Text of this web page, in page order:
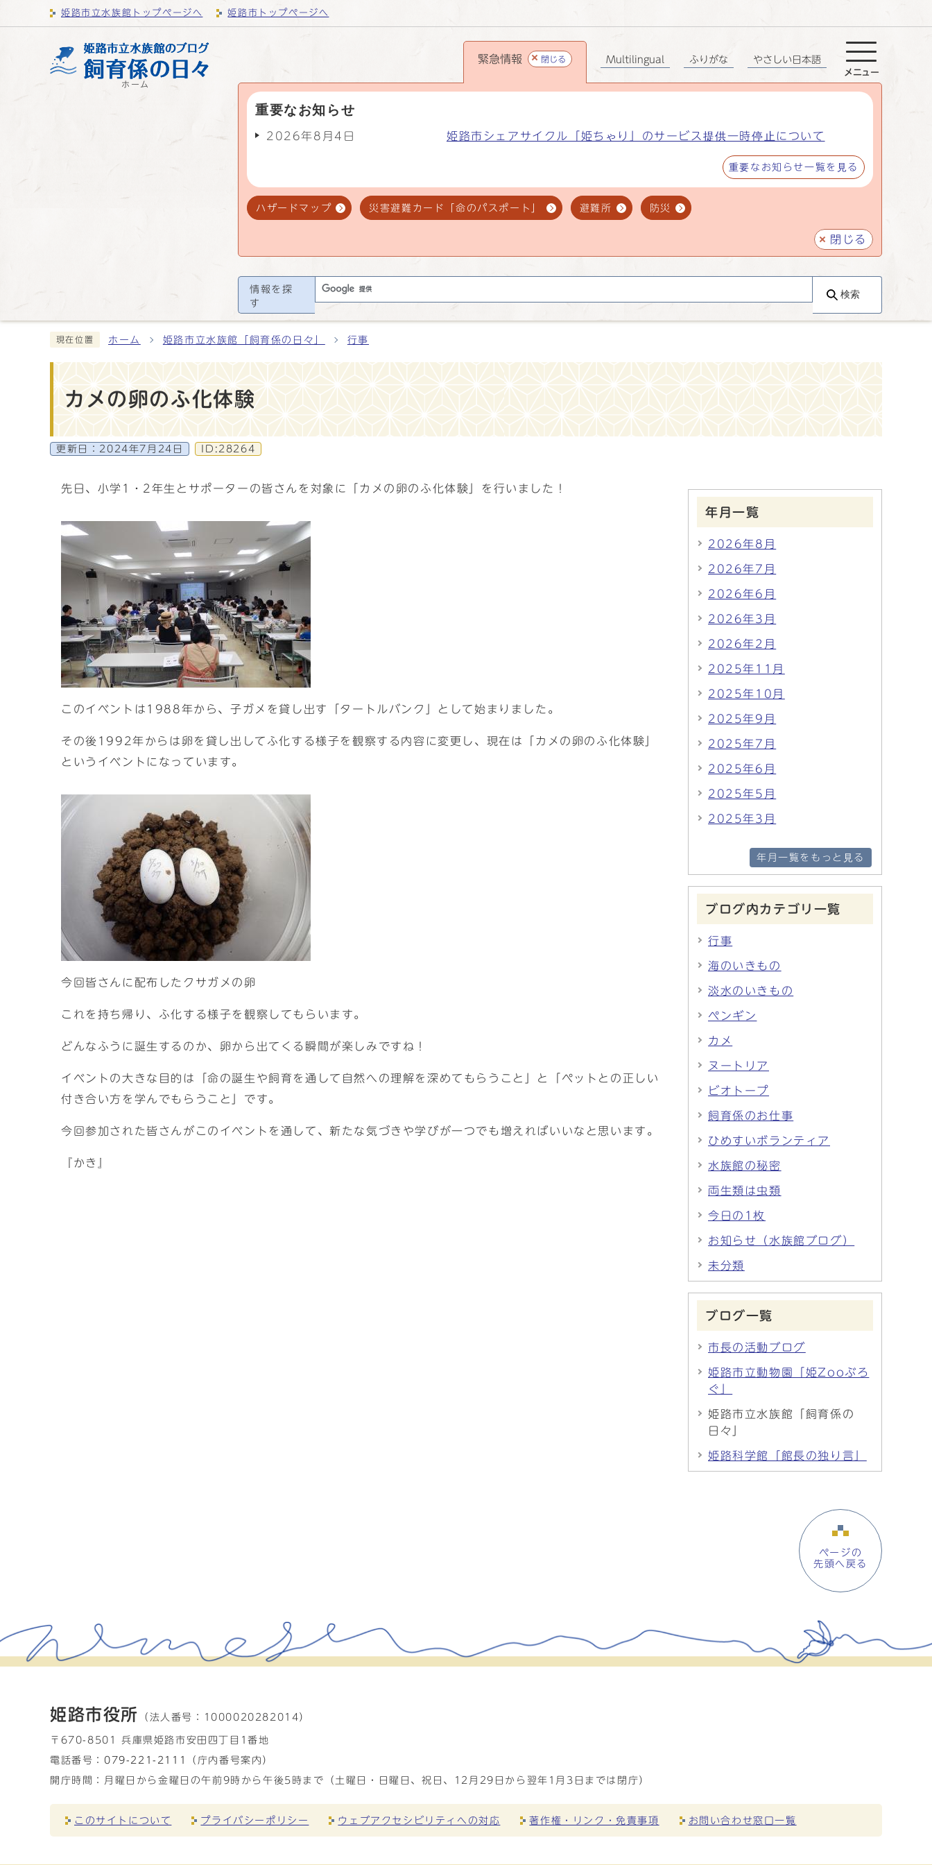
姫路市立水族館トップページへ 姫路市トップページへ
ホーム
緊急情報 閉じる
重要なお知らせ
2026年8月4日 姫路市シェアサイクル「姫ちゃり」のサービス提供一時停止について
重要なお知らせ一覧を見る
ハザードマップ 災害避難カード「命のパスポート」 避難所 防災
閉じる
Multilingual ふりがな やさしい日本語
メニュー
情報を探
す
検索
現在位置 ホーム 姫路市立水族館「飼育係の日々」 行事
カメの卵のふ化体験
更新日： 2024年7月24日 ID:28264
先日、小学1・2年生とサポーターの皆さんを対象に「カメの卵のふ化体験」を行いました！
このイベントは1988年から、子ガメを貸し出す「タートルバンク」として始まりました。
その後1992年からは卵を貸し出してふ化する様子を観察する内容に変更し、現在は「カメの卵のふ化体験」
というイベントになっています。
今回皆さんに配布したクサガメの卵
これを持ち帰り、ふ化する様子を観察してもらいます。
どんなふうに誕生するのか、卵から出てくる瞬間が楽しみですね！
イベントの大きな目的は「命の誕生や飼育を通して自然への理解を深めてもらうこと」と「ペットとの正しい
付き合い方を学んでもらうこと」です。
今回参加された皆さんがこのイベントを通して、新たな気づきや学びが一つでも増えればいいなと思います。
『かき』
年月一覧
2026年8月
2026年7月
2026年6月
2026年3月
2026年2月
2025年11月
2025年10月
2025年9月
2025年7月
2025年6月
2025年5月
2025年3月
年月一覧をもっと見る
ブログ内カテゴリ一覧
行事
海のいきもの
淡水のいきもの
ペンギン
カメ
ヌートリア
ビオトープ
飼育係のお仕事
ひめすいボランティア
水族館の秘密
両生類は虫類
今日の1枚
お知らせ（水族館ブログ）
未分類
ブログ一覧
市長の活動ブログ
姫路市立動物園「姫Zooぶろ
ぐ」
姫路市立水族館「飼育係の
日々」
姫路科学館「館長の独り言」
ページの
先頭へ戻る
姫路市役所 （法人番号： 1000020282014）
〒670-8501 兵庫県姫路市安田四丁目1番地
電話番号： 079-221-2111
（庁内番号案内）
開庁時間：月曜日から金曜日の午前9時から午後5時まで（土曜日・日曜日、祝日、12月29日から翌年1月3日までは閉庁）
このサイトについて プライバシーポリシー ウェブアクセシビリティへの対応 著作権・リンク・免責事項 お問い合わせ窓口一覧